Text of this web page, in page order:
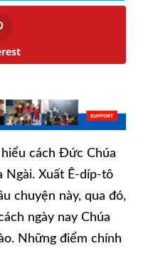
cách Đức Chúa
Ngài. Xuất Ê-díp-tô
chuyện này, qua đó,
ngày nay Chúa
Những điểm chính